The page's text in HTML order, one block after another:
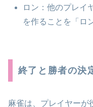
ロン：他のプレイ
を作ることを「ロ
終了と勝者の決
麻雀は、プレイヤーが